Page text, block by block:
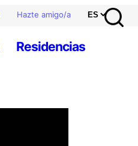
Hazte amigo/a
Residencias